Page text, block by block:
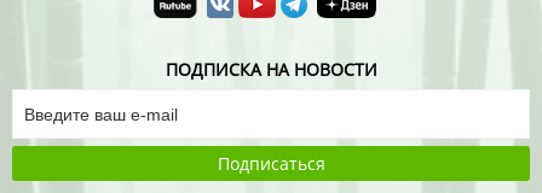
ПОДПИСКА НА НОВОСТИ
Подписаться